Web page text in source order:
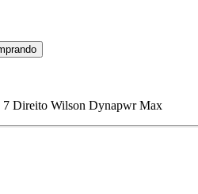
7 Direito Wilson Dynapwr Max